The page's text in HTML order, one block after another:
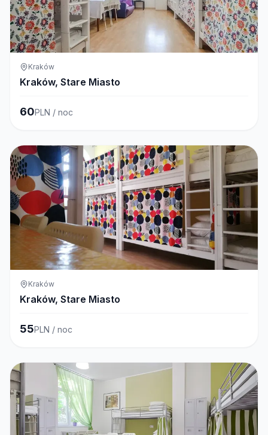
Kraków
Kraków, Stare Miasto
60PLN / noc
Kraków
Kraków, Stare Miasto
55PLN / noc